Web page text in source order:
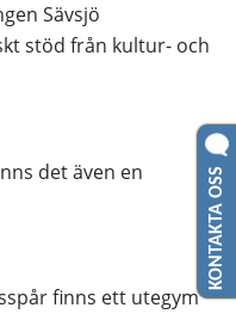
Sävsjö
stöd från kultur- och
det även en
finns ett utegym
KONTAKTA OSS